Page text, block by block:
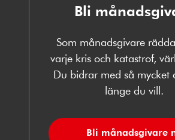
Bli
Som månadsgivare
varje kris och katastrof,
Du bidrar med så mycket
länge du vill.
Bli månadsgivare